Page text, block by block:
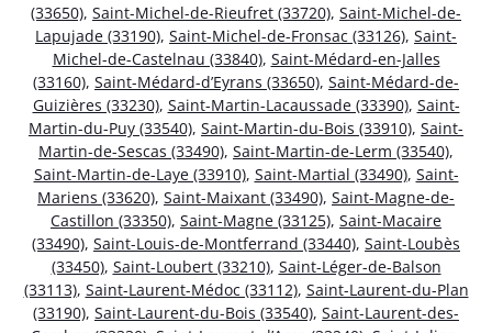
(33650), Saint-Michel-de-Rieufret (33720), Saint-Michel-de-
Lapujade (33190), Saint-Michel-de-Fronsac (33126), Saint-
Michel-de-Castelnau (33840), Saint-Médard-en-Jalles
(33160), Saint-Médard-d’Eyrans (33650), Saint-Médard-de-
Guizières (33230), Saint-Martin-Lacaussade (33390), Saint-
Martin-du-Puy (33540), Saint-Martin-du-Bois (33910), Saint-
Martin-de-Sescas (33490), Saint-Martin-de-Lerm (33540),
Saint-Martin-de-Laye (33910), Saint-Martial (33490), Saint-
Mariens (33620), Saint-Maixant (33490), Saint-Magne-de-
Castillon (33350), Saint-Magne (33125), Saint-Macaire
(33490), Saint-Louis-de-Montferrand (33440), Saint-Loubès
(33450), Saint-Loubert (33210), Saint-Léger-de-Balson
(33113), Saint-Laurent-Médoc (33112), Saint-Laurent-du-Plan
(33190), Saint-Laurent-du-Bois (33540), Saint-Laurent-des-